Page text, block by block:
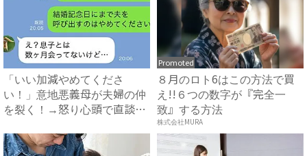
「いい加減やめてくださ
い！」意地悪義母が夫婦の仲
を裂く！→怒り心頭で直談判
Promoted
８月のロト6はこの方法で買
え!!６つの数字が『完全一
致』する方法
株式会社MURA